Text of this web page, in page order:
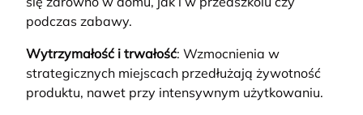
podczas zabawy.
Wytrzymałość i trwałość: Wzmocnienia w
strategicznych miejscach przedłużają żywotność
produktu, nawet przy intensywnym użytkowaniu.